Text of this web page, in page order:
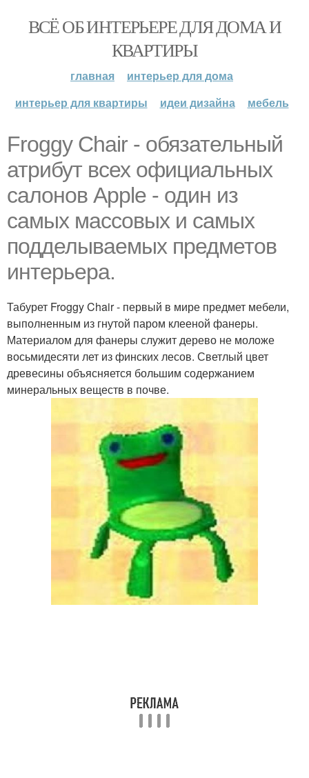
ВСЁ ОБ ИНТЕРЬЕРЕ ДЛЯ ДОМА И
КВАРТИРЫ
главная
интерьер для дома
интерьер для квартиры
идеи дизайна мебель
Froggy Chair - обязательный
атрибут всех официальных
салонов Apple - один из
самых массовых и самых
подделываемых предметов
интерьера.
Табурет Froggy Chair - первый в мире предмет мебели,
выполненным из гнутой паром клееной фанеры.
Материалом для фанеры служит дерево не моложе
восьмидесяти лет из финских лесов. Светлый цвет
древесины объясняется большим содержанием
минеральных веществ в почве.